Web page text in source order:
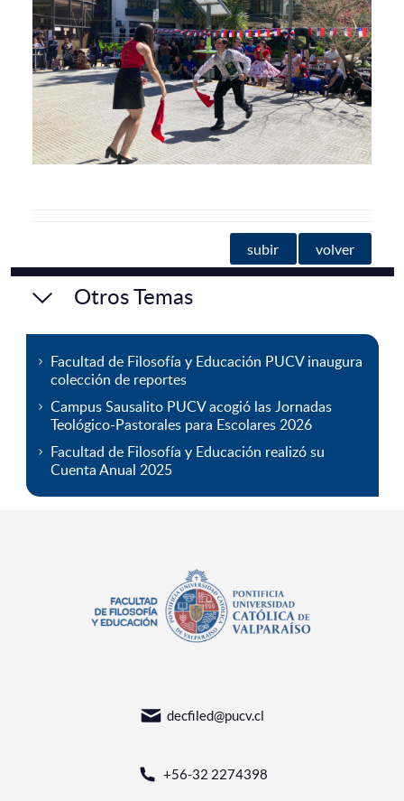
subir volver
Otros Temas
Facultad de Filosofía y Educación PUCV inaugura
colección de reportes
Campus Sausalito PUCV acogió las Jornadas
Teológico-Pastorales para Escolares 2026
Facultad de Filosofía y Educación realizó su
Cuenta Anual 2025
decfiled@pucv.cl
+56-32 2274398